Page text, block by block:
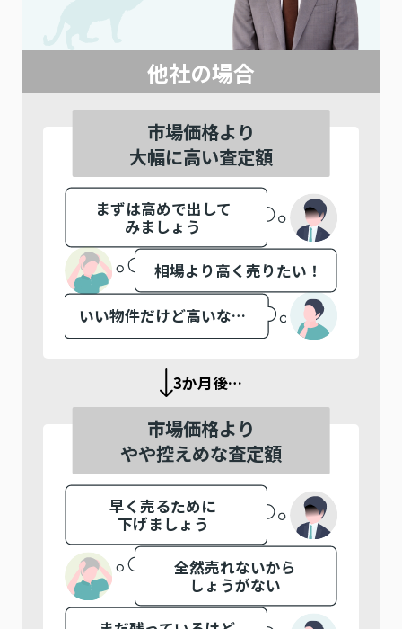
他社の場合
市場価格より
大幅に高い査定額
まずは高めで出して
みましょう
相場より高く売りたい！
いい物件だけど高いな…
3か月後…
市場価格より
やや控えめな査定額
早く売るために
下げましょう
全然売れないから
しょうがない